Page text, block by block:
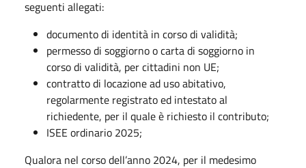
seguenti allegati:
documento di identità in corso di validità;
permesso di soggiorno o carta di soggiorno in
corso di validità, per cittadini non UE;
contratto di locazione ad uso abitativo,
regolarmente registrato ed intestato al
richiedente, per il quale è richiesto il contributo;
ISEE ordinario 2025;
Qualora nel corso dell’anno 2024, per il medesimo